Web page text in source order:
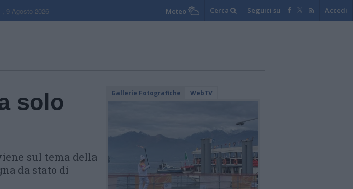
, 9 Agosto 2026 Meteo Cerca Seguici su Accedi
solo
sul tema della
da stato di
Gallerie Fotografiche WebTV